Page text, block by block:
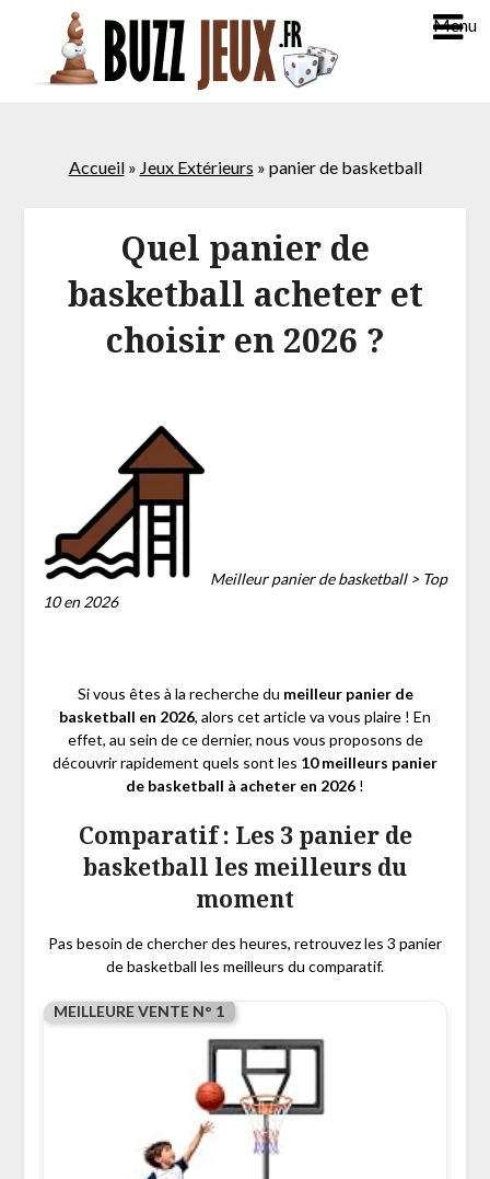
Menu
Accueil» Jeux Extérieurs » panier de basketball
Quel panier de
basketball acheter et
choisir en 2026 ?
Meilleur panier de basketball > Top
10 en 2026
Si vous êtes à la recherche du meilleur panier de
basketball en 2026, alors cet article va vous plaire ! En
effet, au sein de ce dernier, nous vous proposons de
découvrir rapidement quels sont les 10 meilleurs panier
de basketball à acheter en 2026 !
Comparatif : Les 3 panier de
basketball les meilleurs du
moment
Pas besoin de chercher des heures, retrouvez les 3 panier
de basketball les meilleurs du comparatif.
MEILLEURE VENTE N° 1